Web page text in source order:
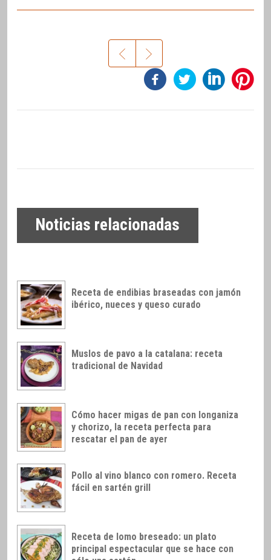
Noticias relacionadas
Receta de endibias braseadas con jamón
ibérico, nueces y queso curado
Muslos de pavo a la catalana: receta
tradicional de Navidad
Cómo hacer migas de pan con longaniza
y chorizo, la receta perfecta para
rescatar el pan de ayer
Pollo al vino blanco con romero. Receta
fácil en sartén grill
Receta de lomo breseado: un plato
principal espectacular que se hace con